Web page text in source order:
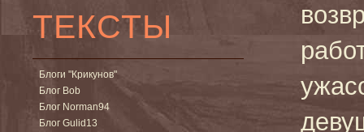
ТЕКСТЫ
Блоги "Крикунов"
Блог Bob
Блог Norman94
Блог Gulid13